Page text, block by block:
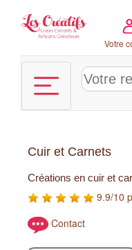
Votre
Cuir et Carnets
Créations en cuir et
9.9/10
Contact